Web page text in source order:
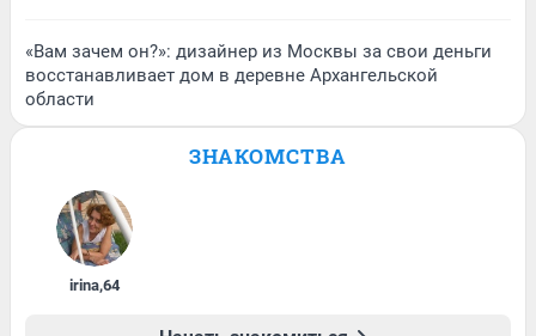
«Вам зачем он?»: дизайнер из Москвы за свои деньги
восстанавливает дом в деревне Архангельской
области
ЗНАКОМСТВА
irina,64